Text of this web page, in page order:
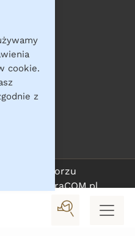
cookie.
z
w Raciborzu
IntraCOM.pl